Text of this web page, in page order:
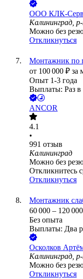
ООО КЛК-
Калининград,
Можно без
Откликнуться
Монтажник по
от 100 000 ₽ за
Опыт 1-3 года
Выплаты: Раз в
ANCOR
4.1
•
991 отзыв
Калининград
Можно без
Откликнитесь
Откликнуться
Монтажник
60 000 – 120 000
Без опыта
Выплаты: Два
Осколков
Калининград,
Можно без
Откликнуться